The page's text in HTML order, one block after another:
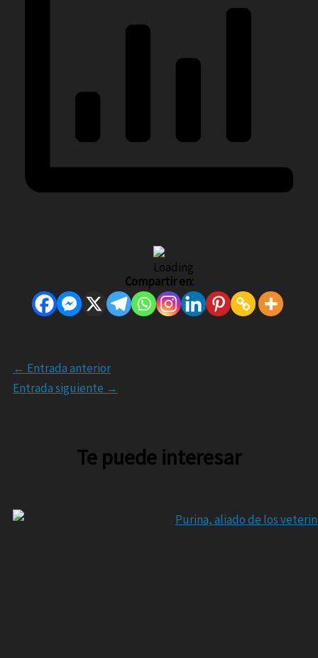
Compartir en:
← Entrada anterior
Entrada siguiente →
Te puede interesar